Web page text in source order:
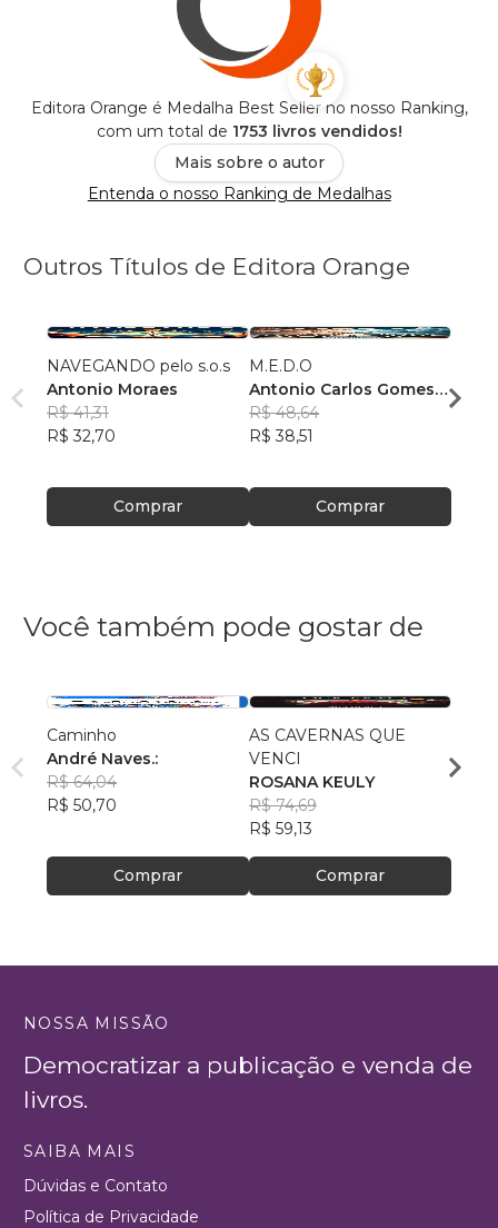
Editora Orange é Medalha Best Seller no nosso Ranking,
com um total de 1753 livros vendidos!
Mais sobre o autor
Entenda o nosso Ranking de Medalhas
Outros Títulos de Editora Orange
NAVEGANDO pelo s.o.s
Antonio Moraes
R$ 41,31
R$ 32,70
Comprar
M.E.D.O
Antonio Carlos Gomes
de Moraes
R$ 48,64
R$ 38,51
Comprar
R$
Você também pode gostar de
Caminho
André Naves.:
R$ 64,04
R$ 50,70
Comprar
AS CAVERNAS QUE
VENCI
ROSANA KEULY
R$ 74,69
R$ 59,13
Comprar
Chris
R$
NOSSA MISSÃO
Democratizar a publicação e venda de
livros.
SAIBA MAIS
Dúvidas e Contato
Política de Privacidade